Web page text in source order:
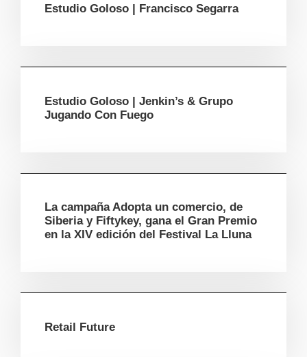
Estudio Goloso | Francisco Segarra
Estudio Goloso | Jenkin’s & Grupo
Jugando Con Fuego
La campaña Adopta un comercio, de
Siberia y Fiftykey, gana el Gran Premio
en la XIV edición del Festival La Lluna
Retail Future